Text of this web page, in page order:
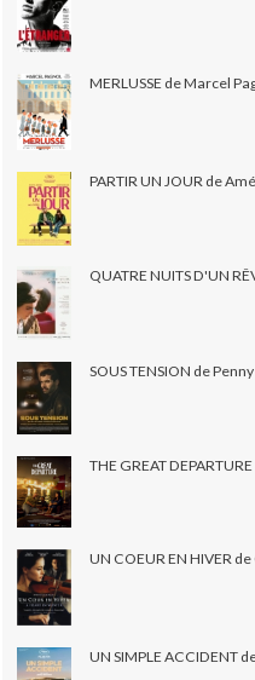
MERLUSSE de Marcel
PARTIR UN JOUR de
QUATRE NUITS D'UN
SOUS TENSION de
THE GREAT
UN COEUR EN HIVER
UN SIMPLE ACCIDENT